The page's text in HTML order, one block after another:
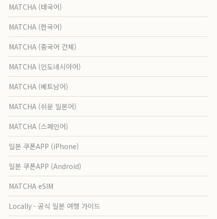
MATCHA (태국어)
MATCHA (한국어)
MATCHA (중국어 간체)
MATCHA (인도네시아어)
MATCHA (베트남어)
MATCHA (쉬운 일본어)
MATCHA (스페인어)
일본 쿠폰APP (iPhone)
일본 쿠폰APP (Android)
MATCHA eSIM
Locally - 공식 일본 여행 가이드